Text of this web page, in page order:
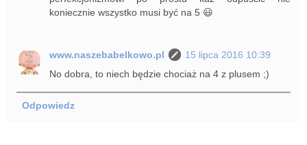
koniecznie wszystko musi być na 5 😃
www.naszebabelkowo.pl
15 lipca 2016 10:39
No dobra, to niech będzie chociaż na 4 z plusem ;)
Odpowiedz